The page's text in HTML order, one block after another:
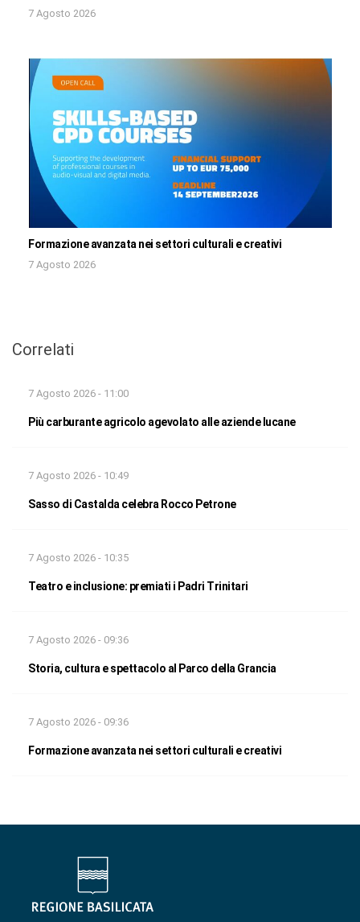
7 Agosto 2026
Formazione avanzata nei settori culturali e creativi
7 Agosto 2026
Correlati
7 Agosto 2026 - 11:00
Più carburante agricolo agevolato alle aziende lucane
7 Agosto 2026 - 10:49
Sasso di Castalda celebra Rocco Petrone
7 Agosto 2026 - 10:35
Teatro e inclusione: premiati i Padri Trinitari
7 Agosto 2026 - 09:36
Storia, cultura e spettacolo al Parco della Grancia
7 Agosto 2026 - 09:36
Formazione avanzata nei settori culturali e creativi